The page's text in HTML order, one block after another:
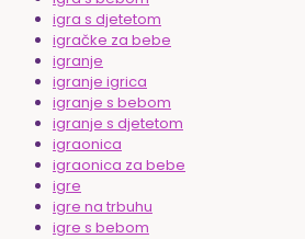
igra s djetetom
igračke za bebe
igranje
igranje igrica
igranje s bebom
igranje s djetetom
igraonica
igraonica za bebe
igre
igre na trbuhu
igre s bebom